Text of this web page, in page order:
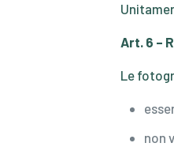
Art. 6 –
Le
non